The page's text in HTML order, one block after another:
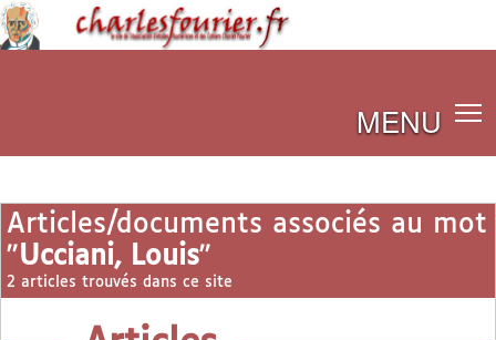
MENU
Articles/documents associés au mot
"Ucciani, Louis"
2 articles trouvés dans ce site